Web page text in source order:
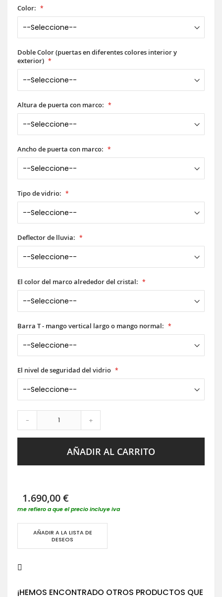
Color:
Doble Color (puertas en diferentes colores interior y
exterior)
Altura de puerta con marco:
Ancho de puerta con marco:
Tipo de vidrio:
Deflector de lluvia:
El color del marco alrededor del cristal:
Barra T - mango vertical largo o mango normal:
El nivel de seguridad del vidrio
- +
AÑADIR AL CARRITO
1.690,00 €
me refiero a que el precio incluye iva
AÑADIR A LA LISTA DE
DESEOS
¡HEMOS ENCONTRADO OTROS PRODUCTOS QUE